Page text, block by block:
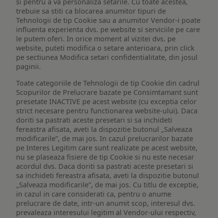
trebuie sa stiti ca blocarea anumitor tipuri de
Tehnologii de tip Cookie sau a anumitor Vendor-i poate
influenta experienta dvs. pe website si serviciile pe care
le putem oferi. In orice moment al vizitei dvs. pe
website, puteti modifica o setare anterioara, prin click
pe sectiunea Modifica setari confidentialitate, din josul
paginii.
Toate categoriile de Tehnologii de tip Cookie din cadrul
Scopurilor de Prelucrare bazate pe Consimtamant sunt
presetate INACTIVE pe acest website (cu exceptia celor
strict necesare pentru functionarea website-ului). Daca
doriti sa pastrati aceste presetari si sa inchideti
fereastra afisata, aveti la dispozitie butonul „Salveaza
modificarile”, de mai jos. In cazul prelucrarilor bazate
pe Interes Legitim care sunt realizate pe acest website,
nu se plaseaza fisiere de tip Cookie si nu este necesar
acordul dvs. Daca doriti sa pastrati aceste presetari si
sa inchideti fereastra afisata, aveti la dispozitie butonul
„Salveaza modificarile”, de mai jos. Cu titlu de exceptie,
in cazul in care considerati ca, pentru o anume
prelucrare de date, intr-un anumit scop, interesul dvs.
prevaleaza interesului legitim al Vendor-ului respectiv,